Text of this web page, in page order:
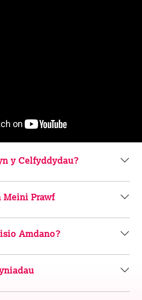
y Celfyddydau?
Meini Prawf
Amdano?